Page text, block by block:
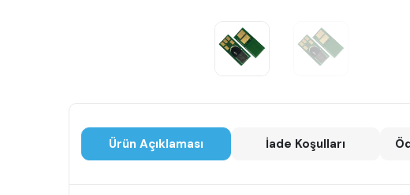
Ürün Açıklaması İade Koşulları